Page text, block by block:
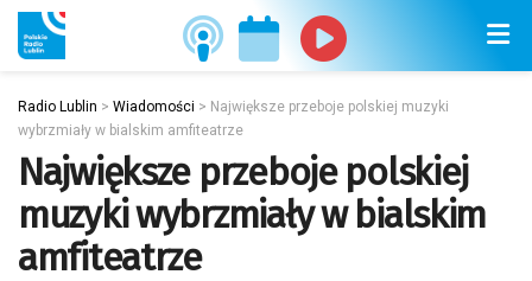
Radio Lublin > Wiadomości > Największe przeboje polskiej muzyki
wybrzmiały w bialskim amfiteatrze
Największe przeboje polskiej
muzyki wybrzmiały w bialskim
amfiteatrze